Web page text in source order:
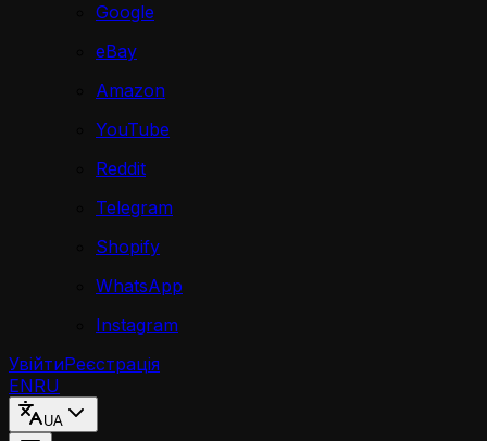
Google
eBay
Amazon
YouTube
Reddit
Telegram
Shopify
WhatsApp
Instagram
УвійтиРеєстрація
ENRU
UA